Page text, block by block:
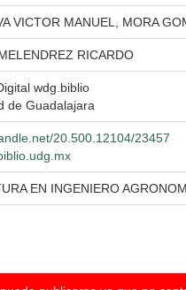
VICTOR MANUEL, MORA
RICARDO
wdg.biblio
de Guadalajara
20.500.12104/23457
EN INGENIERO